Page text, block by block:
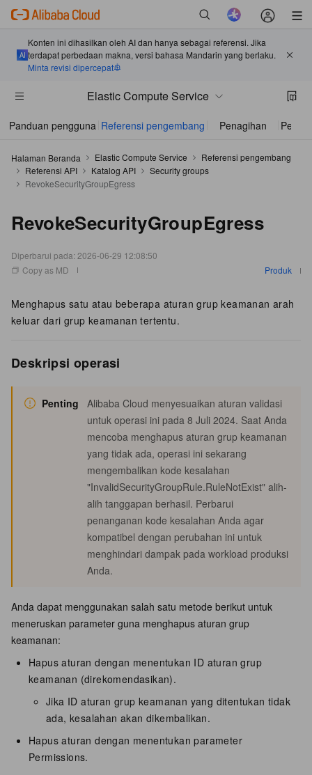
Konten ini dihasilkan oleh AI dan hanya sebagai referensi. Jika
terdapat perbedaan makna, versi bahasa Mandarin yang berlaku.
Minta revisi dipercepat
Elastic Compute Service
Panduan pengguna Referensi pengembang Penagihan
Halaman Beranda Elastic Compute Service
Referensi pengembang
Referensi API
Katalog API
Security groups
RevokeSecurityGroupEgress
RevokeSecurityGroupEgress
Diperbarui pada: 2026-06-29 12:08:50
Copy as MD
Produk
Menghapus satu atau beberapa aturan grup keamanan arah
keluar dari grup keamanan tertentu.
Deskripsi operasi
Penting
Alibaba Cloud menyesuaikan aturan validasi
untuk operasi ini pada 8 Juli 2024. Saat Anda
mencoba menghapus aturan grup keamanan
yang tidak ada, operasi ini sekarang
mengembalikan kode kesalahan
"InvalidSecurityGroupRule.RuleNotExist" alih-
alih tanggapan berhasil. Perbarui
penanganan kode kesalahan Anda agar
kompatibel dengan perubahan ini untuk
menghindari dampak pada workload produksi
Anda.
Anda dapat menggunakan salah satu metode berikut untuk
meneruskan parameter guna menghapus aturan grup
keamanan:
Hapus aturan dengan menentukan ID aturan grup
keamanan (direkomendasikan).
Jika ID aturan grup keamanan yang ditentukan tidak
ada, kesalahan akan dikembalikan.
Hapus aturan dengan menentukan parameter
Permissions.